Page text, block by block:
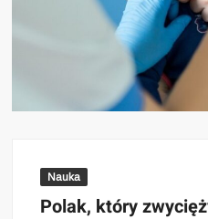
Nauka
Polak, który